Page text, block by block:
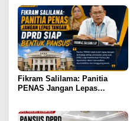
Fikram Salilama: Panitia
PENAS Jangan Lepas